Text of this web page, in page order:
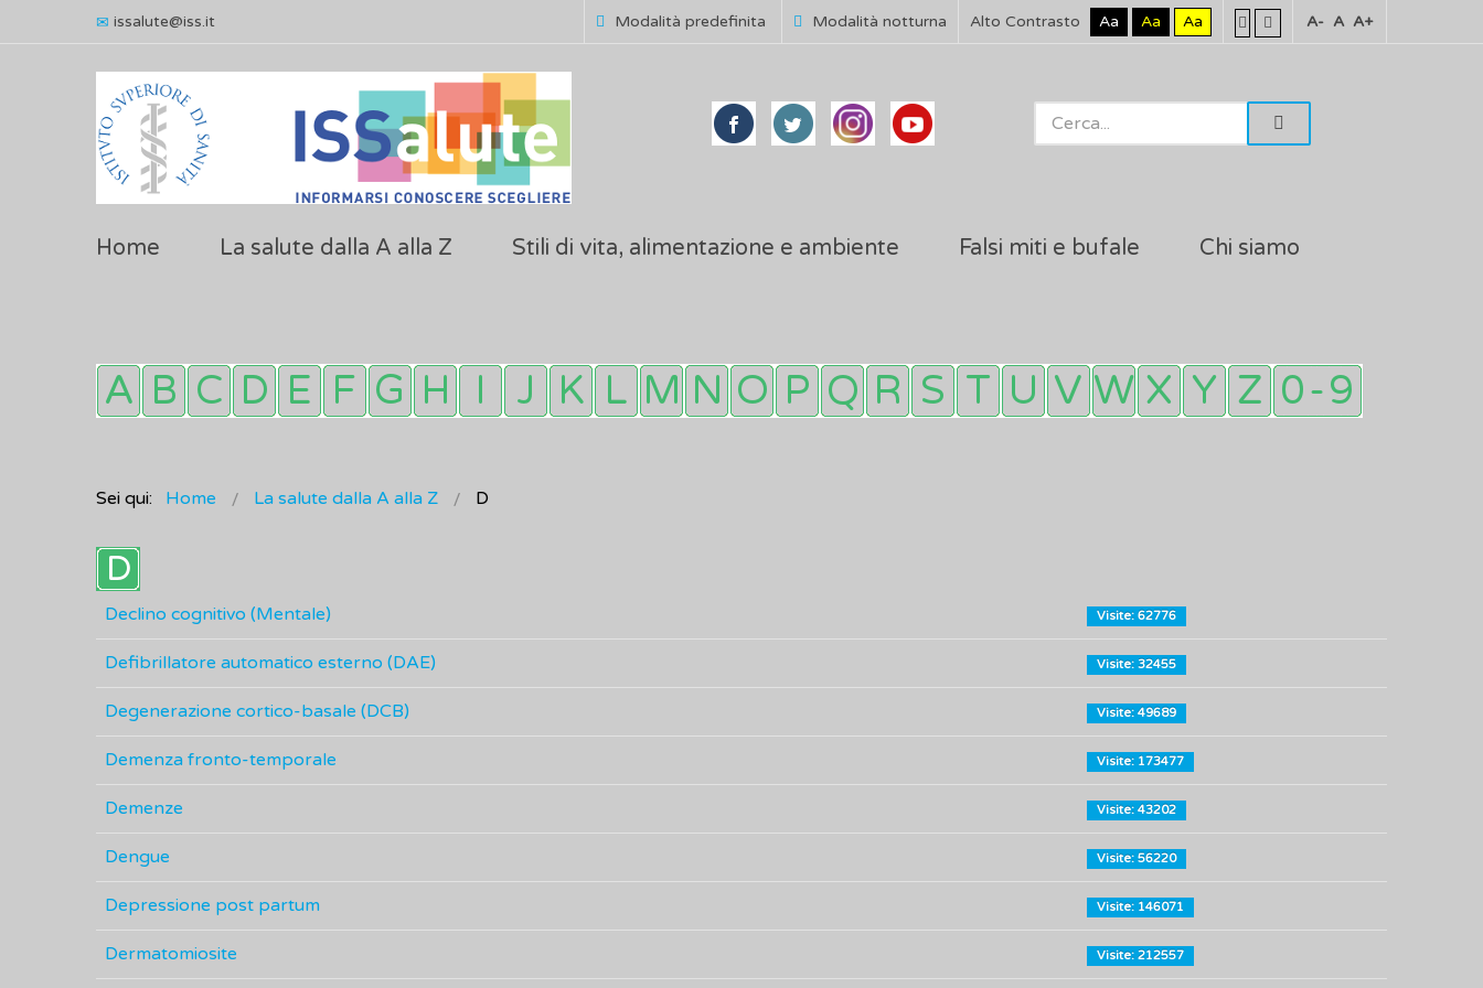
issalute@iss.it Modalità predefinita Modalità notturna Alto Contrasto Aa Aa Aa A- A A+
Home La salute dalla A alla Z Stili di vita, alimentazione e ambiente Falsi miti e bufale Chi siamo
Sei qui: Home La salute dalla A alla Z D
Declino cognitivo (Mentale) Visite: 62776
Defibrillatore automatico esterno (DAE) Visite: 32455
Degenerazione cortico-basale (DCB) Visite: 49689
Demenza fronto-temporale Visite: 173477
Demenze Visite: 43202
Dengue Visite: 56220
Depressione post partum Visite: 146071
Dermatomiosite Visite: 212557